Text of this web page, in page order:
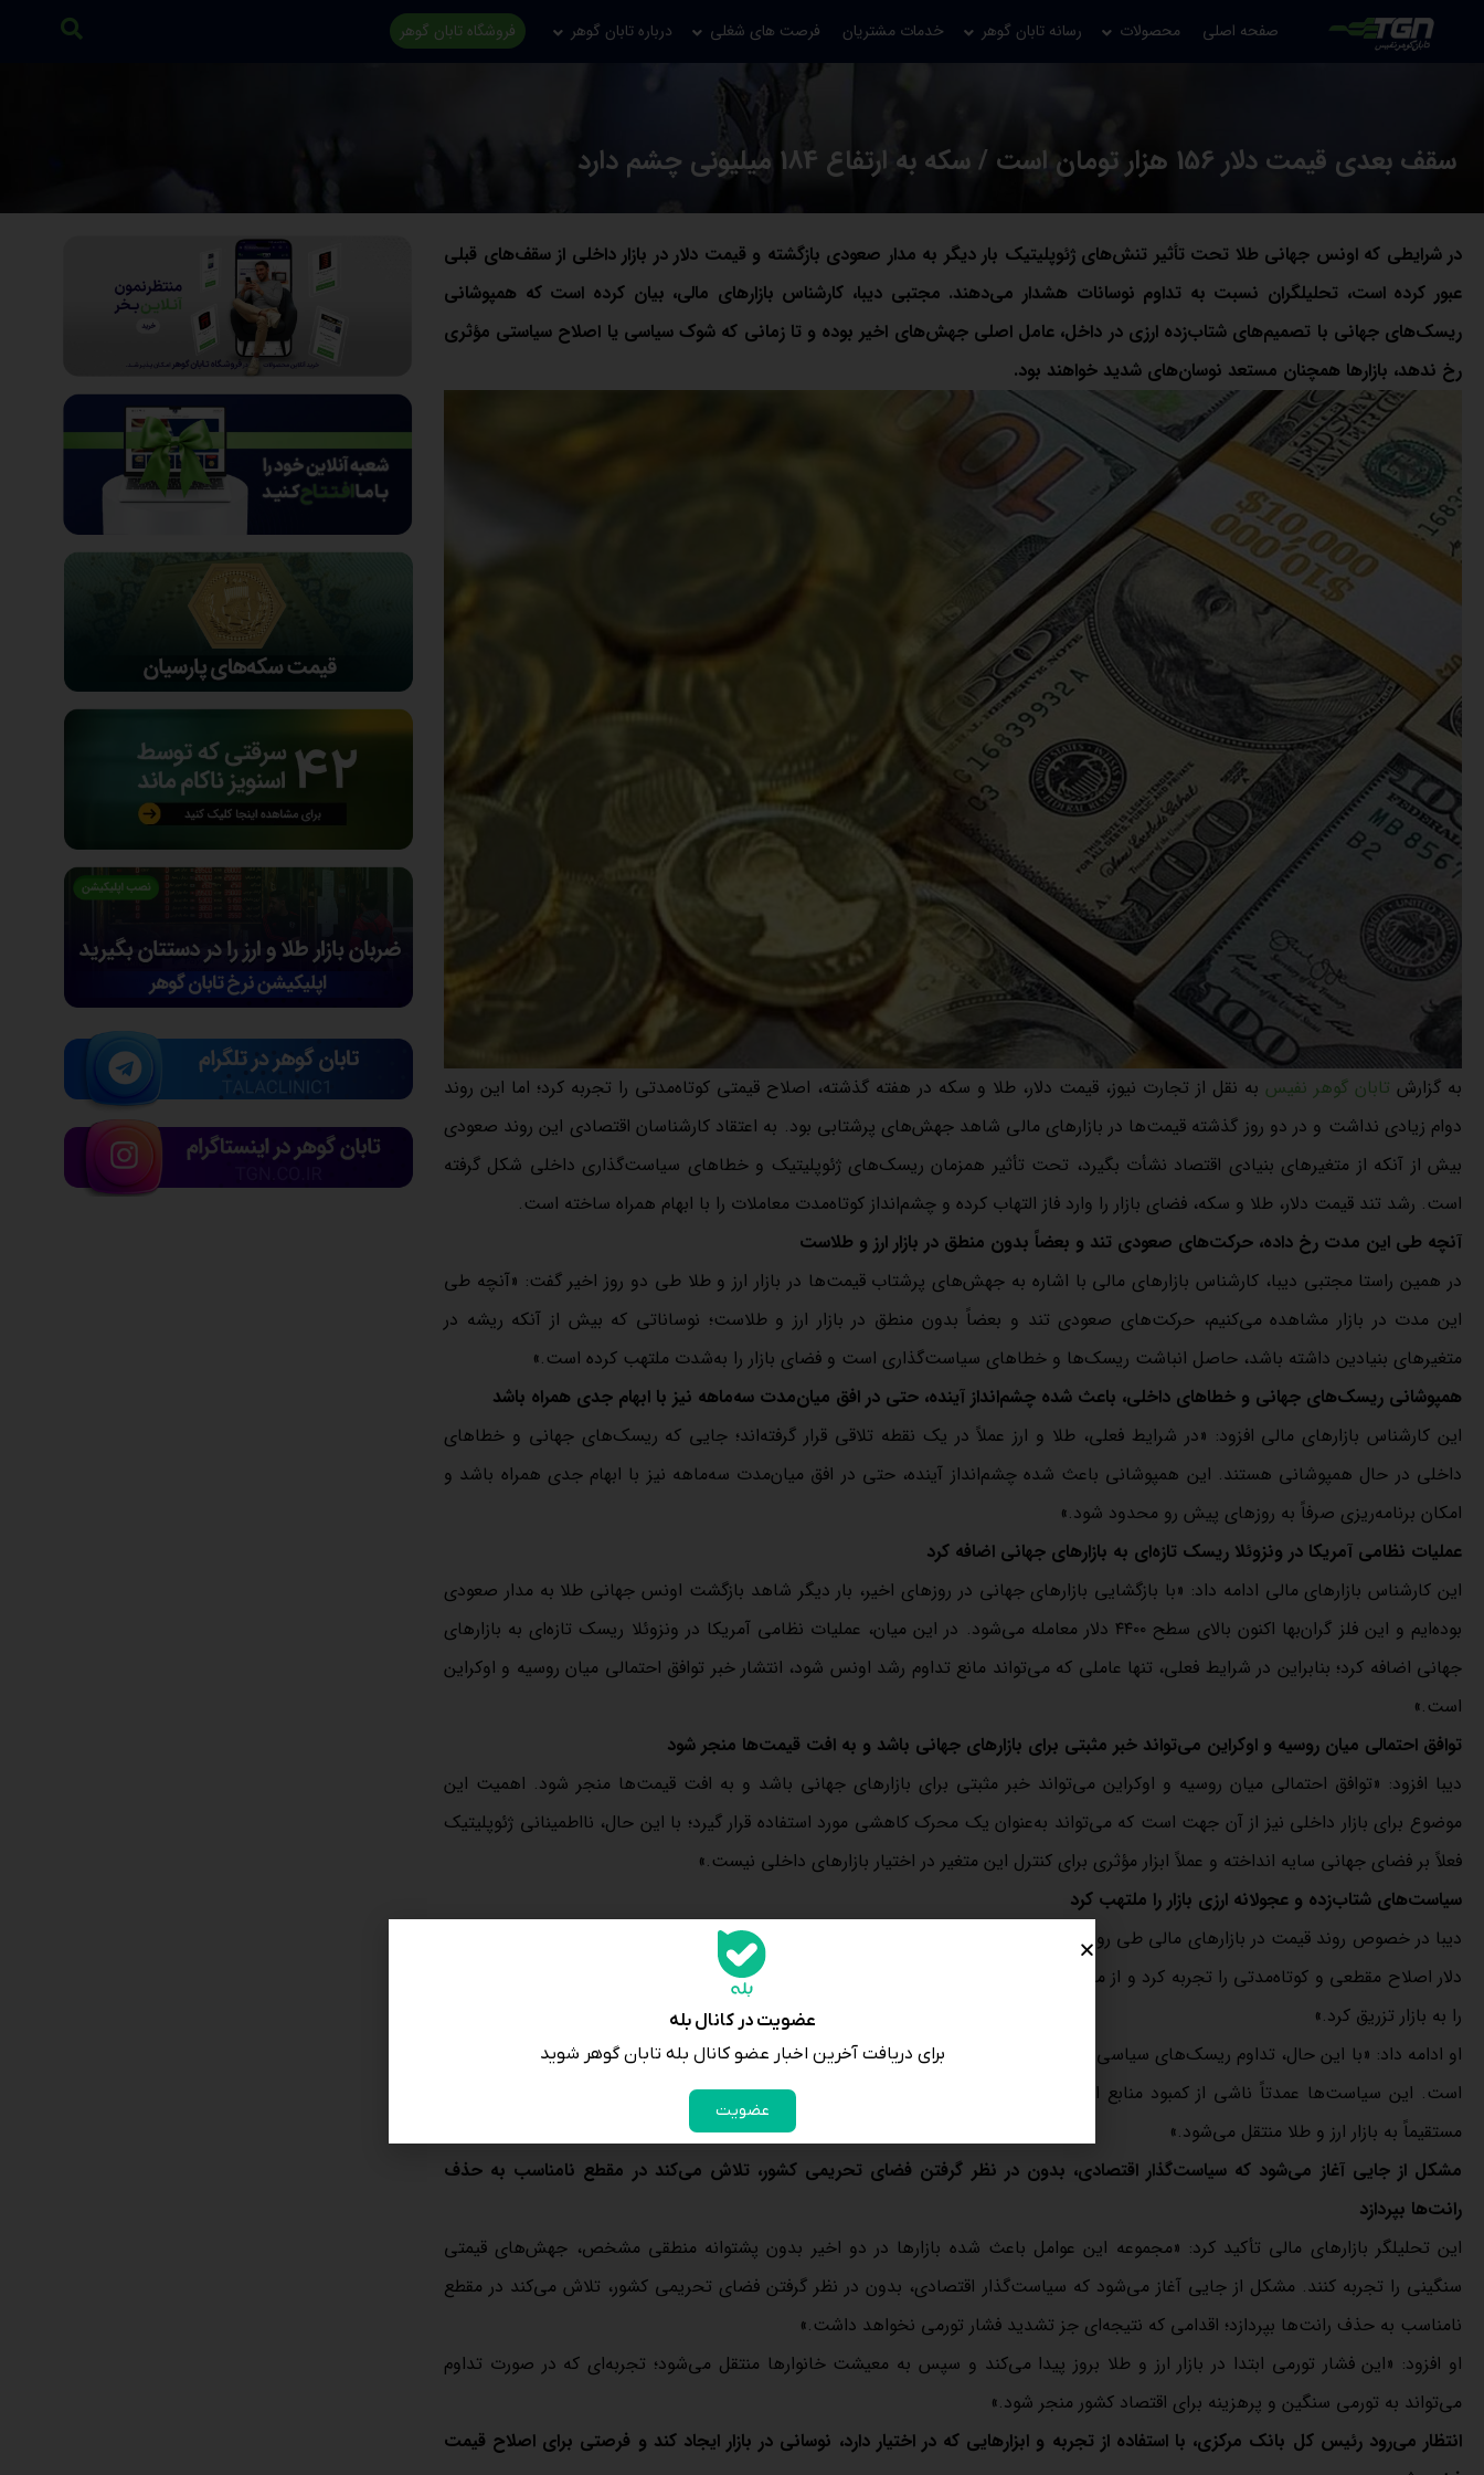
صفحه اصلی محصولات رسانه تابان گوهر خدمات مشتریان فرصت های شغلی درباره تابان گوهر فروشگاه تابان گوهر
سقف بعدی قیمت دلار 156 هزار تومان است / سکه به ارتفاع 184 میلیونی چشم دارد
در شرایطی که اونس جهانی طلا تحت تأثیر تنش‌های ژئوپلیتیک بار دیگر به مدار صعودی بازگشته و قیمت دلار در بازار داخلی از سقف‌های قبلی
عبور کرده است، تحلیلگران نسبت به تداوم نوسانات هشدار می‌دهند. مجتبی دیبا، کارشناس بازارهای مالی، بیان کرده است که همپوشانی
ریسک‌های جهانی با تصمیم‌های شتاب‌زده ارزی در داخل، عامل اصلی جهش‌های اخیر بوده و تا زمانی که شوک سیاسی یا اصلاح سیاستی مؤثری
رخ ندهد، بازارها همچنان مستعد نوسان‌های شدید خواهند بود.
به گزارش تابان گوهر نفیس به نقل از تجارت نیوز، قیمت دلار، طلا و سکه در هفته گذشته، اصلاح قیمتی کوتاه‌مدتی را تجربه کرد؛ اما این روند
دوام زیادی نداشت و در دو روز گذشته قیمت‌ها در بازارهای مالی شاهد جهش‌های پرشتابی بود. به اعتقاد کارشناسان اقتصادی این روند صعودی
بیش از آنکه از متغیرهای بنیادی اقتصاد نشأت بگیرد، تحت‌ تأثیر همزمان ریسک‌های ژئوپلیتیک و خطاهای سیاست‌گذاری داخلی شکل گرفته
است. رشد تند قیمت دلار، طلا و سکه، فضای بازار را وارد فاز التهاب کرده و چشم‌انداز کوتاه‌مدت معاملات را با ابهام همراه ساخته است.
آنچه طی این مدت رخ داده، حرکت‌های صعودی تند و بعضاً بدون منطق در بازار ارز و طلاست
در همین راستا مجتبی دیبا، کارشناس بازارهای مالی با اشاره به جهش‌های پرشتاب قیمت‌ها در بازار ارز و طلا طی دو روز اخیر گفت: «آنچه طی
این مدت در بازار مشاهده می‌کنیم، حرکت‌های صعودی تند و بعضاً بدون منطق در بازار ارز و طلاست؛ نوساناتی که بیش از آنکه ریشه در
متغیرهای بنیادین داشته باشد، حاصل انباشت ریسک‌ها و خطاهای سیاست‌گذاری است و فضای بازار را به‌شدت ملتهب کرده است.»
همپوشانی ریسک‌های جهانی و خطاهای داخلی، باعث شده چشم‌انداز آینده، حتی در افق میان‌مدت سه‌ماهه نیز با ابهام جدی همراه باشد
این کارشناس بازارهای مالی افزود: «در شرایط فعلی، طلا و ارز عملاً در یک نقطه تلاقی قرار گرفته‌اند؛ جایی که ریسک‌های جهانی و خطاهای
داخلی در حال همپوشانی هستند. این همپوشانی باعث شده چشم‌انداز آینده، حتی در افق میان‌مدت سه‌ماهه نیز با ابهام جدی همراه باشد و
امکان برنامه‌ریزی صرفاً به روزهای پیش‌ رو محدود شود.»
عملیات نظامی آمریکا در ونزوئلا ریسک تازه‌ای به بازارهای جهانی اضافه کرد
این کارشناس بازارهای مالی ادامه داد: «با بازگشایی بازارهای جهانی در روزهای اخیر، بار دیگر شاهد بازگشت اونس جهانی طلا به مدار صعودی
بوده‌ایم و این فلز گران‌بها اکنون بالای سطح ۴۴۰۰ دلار معامله می‌شود. در این میان، عملیات نظامی آمریکا در ونزوئلا ریسک تازه‌ای به بازارهای
جهانی اضافه کرد؛ بنابراین در شرایط فعلی، تنها عاملی که می‌تواند مانع تداوم رشد اونس شود، انتشار خبر توافق احتمالی میان روسیه و اوکراین
است.»
توافق احتمالی میان روسیه و اوکراین می‌تواند خبر مثبتی برای بازارهای جهانی باشد و به افت قیمت‌ها منجر شود
دیبا افزود: «توافق احتمالی میان روسیه و اوکراین می‌تواند خبر مثبتی برای بازارهای جهانی باشد و به افت قیمت‌ها منجر شود. اهمیت این
موضوع برای بازار داخلی نیز از آن جهت است که می‌تواند به‌عنوان یک محرک کاهشی مورد استفاده قرار گیرد؛ با این حال، نااطمینانی ژئوپلیتیک
فعلاً بر فضای جهانی سایه انداخته و عملاً ابزار مؤثری برای کنترل این متغیر در اختیار بازارهای داخلی نیست.»
سیاست‌های شتاب‌زده و عجولانه ارزی بازار را ملتهب کرد
دیبا در خصوص روند قیمت در بازارهای مالی طی روزهای اخیر گفت: «پس از تغییرات ایجاد شده در رأس مدیریت بانک مرکزی و بازار پول، قیمت
دلار اصلاح مقطعی و کوتاه‌مدتی را تجربه کرد و از محدوده ۱۴۵ هزار تومان تا حوالی ۱۳۴ هزار تومان عقب نشست؛ اتفاقی که آرامشی کوتاه‌مدت
را به بازار تزریق کرد.»
او ادامه داد: «با این حال، تداوم ریسک‌های سیاسی و اخیراً نظامی در کنار سیاست‌گذاری‌های شتاب‌زده ارزی، بار دیگر بازار را وارد فاز التهاب کرده
است. این سیاست‌ها عمدتاً ناشی از کمبود منابع ارزی دولت بوده و به تصمیم‌گیری‌های عجولانه منجر شده است؛ تصمیم‌هایی که هزینه آن
مستقیماً به بازار ارز و طلا منتقل می‌شود.»
مشکل از جایی آغاز می‌شود که سیاست‌گذار اقتصادی، بدون در نظر گرفتن فضای تحریمی کشور، تلاش می‌کند در مقطع نامناسب به حذف
رانت‌ها بپردازد
این تحلیلگر بازارهای مالی تأکید کرد: «مجموعه این عوامل باعث شده بازارها در دو اخیر بدون پشتوانه منطقی مشخص، جهش‌های قیمتی
سنگینی را تجربه کنند. مشکل از جایی آغاز می‌شود که سیاست‌گذار اقتصادی، بدون در نظر گرفتن فضای تحریمی کشور، تلاش می‌کند در مقطع
نامناسب به حذف رانت‌ها بپردازد؛ اقدامی که نتیجه‌ای جز تشدید فشار تورمی نخواهد داشت.»
او افزود: «این فشار تورمی ابتدا در بازار ارز و طلا بروز پیدا می‌کند و سپس به معیشت خانوارها منتقل می‌شود؛ تجربه‌ای که در صورت تداوم
می‌تواند به تورمی سنگین و پرهزینه برای اقتصاد کشور منجر شود.»
انتظار می‌رود رئیس کل بانک مرکزی، با استفاده از تجربه و ابزارهایی که در اختیار دارد، نوسانی در بازار ایجاد کند و فرصتی برای اصلاح قیمت
عضویت در کانال بله
برای دریافت آخرین اخبار عضو کانال بله تابان گوهر شوید
عضویت